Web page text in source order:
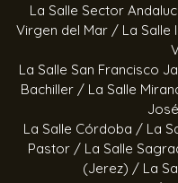
La Salle Sector
Virgen del Mar / La Salle
La Salle San Francisco
Bachiller / La Salle
La Salle Córdoba / La
Pastor / La Salle
(Jerez) / La